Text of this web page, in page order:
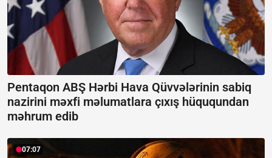
Pentaqon ABŞ Hərbi Hava Qüvvələrinin sabiq
nazirini məxfi məlumatlara çıxış hüququndan
məhrum edib
07:07